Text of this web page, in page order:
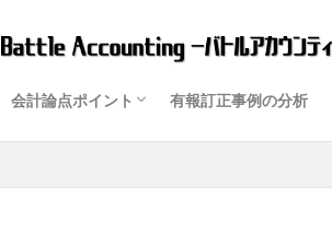
会計論点ポイント
資産
ディスクロージャー制度
有報訂正事例の分析